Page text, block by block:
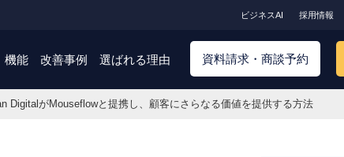
採用情報
ビジネスAI
資料請求・商談予約
選ばれる理由
改善事例
機能
DigitalがMouseflowと提携し、顧客にさらなる価値を提供する方法